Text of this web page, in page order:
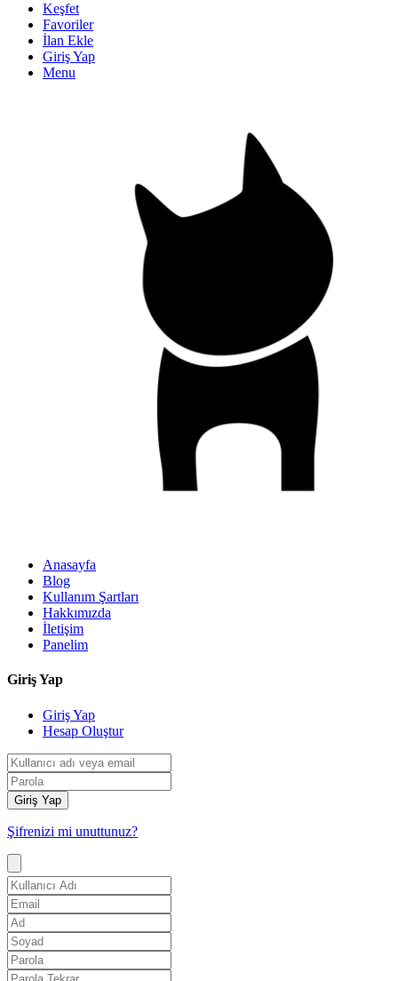
Keşfet
Favoriler
İlan Ekle
Giriş Yap
Menu
Anasayfa
Blog
Kullanım Şartları
Hakkımızda
İletişim
Panelim
Giriş Yap
Giriş Yap
Hesap Oluştur
Giriş Yap
Şifrenizi mi unuttunuz?